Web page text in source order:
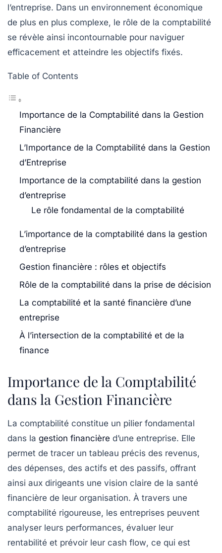
l’entreprise. Dans un environnement économique
de plus en plus complexe, le rôle de la comptabilité
se révèle ainsi incontournable pour naviguer
efficacement et atteindre les objectifs fixés.
Table of Contents
Importance de la Comptabilité dans la Gestion
Financière
L’Importance de la Comptabilité dans la Gestion
d’Entreprise
Importance de la comptabilité dans la gestion
d’entreprise
Le rôle fondamental de la comptabilité
L’importance de la comptabilité dans la gestion
d’entreprise
Gestion financière : rôles et objectifs
Rôle de la comptabilité dans la prise de décision
La comptabilité et la santé financière d’une
entreprise
À l’intersection de la comptabilité et de la
finance
Importance de la Comptabilité
dans la Gestion Financière
La comptabilité constitue un pilier fondamental
dans la gestion financière d’une entreprise. Elle
permet de tracer un tableau précis des revenus,
des dépenses, des actifs et des passifs, offrant
ainsi aux dirigeants une vision claire de la santé
financière de leur organisation. À travers une
comptabilité rigoureuse, les entreprises peuvent
analyser leurs performances, évaluer leur
rentabilité et prévoir leur cash flow, ce qui est